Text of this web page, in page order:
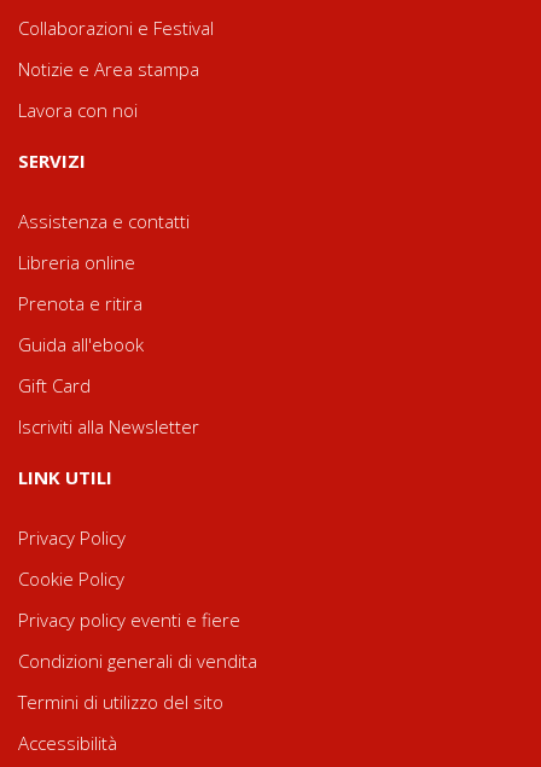
Collaborazioni e Festival
Notizie e Area stampa
Lavora con noi
SERVIZI
Assistenza e contatti
Libreria online
Prenota e ritira
Guida all'ebook
Gift Card
Iscriviti alla Newsletter
LINK UTILI
Privacy Policy
Cookie Policy
Privacy policy eventi e fiere
Condizioni generali di vendita
Termini di utilizzo del sito
Accessibilità